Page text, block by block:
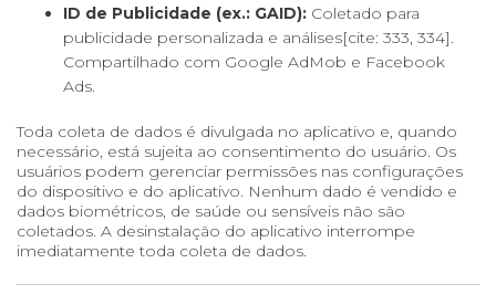
ID de Publicidade (ex.: GAID): Coletado para
publicidade personalizada e análises[cite: 333, 334].
Compartilhado com Google AdMob e Facebook
Ads.
Toda coleta de dados é divulgada no aplicativo e, quando
necessário, está sujeita ao consentimento do usuário. Os
usuários podem gerenciar permissões nas configurações
do dispositivo e do aplicativo. Nenhum dado é vendido e
dados biométricos, de saúde ou sensíveis não são
coletados. A desinstalação do aplicativo interrompe
imediatamente toda coleta de dados.